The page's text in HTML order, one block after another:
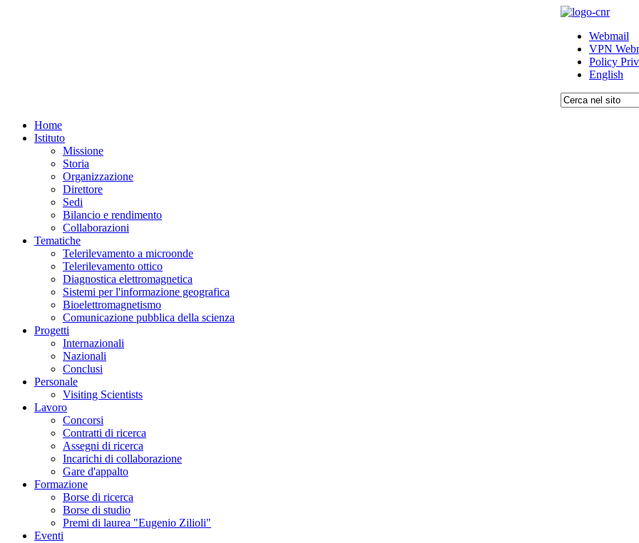
Webmail
VPN
Policy
English
Home
Istituto
Missione
Storia
Organizzazione
Direttore
Sedi
Bilancio e rendimento
Collaborazioni
Tematiche
Telerilevamento a microonde
Telerilevamento ottico
Diagnostica elettromagnetica
Sistemi per l'informazione geografica
Bioelettromagnetismo
Comunicazione pubblica della scienza
Progetti
Internazionali
Nazionali
Conclusi
Personale
Visiting Scientists
Lavoro
Concorsi
Contratti di ricerca
Assegni di ricerca
Incarichi di collaborazione
Gare d'appalto
Formazione
Borse di ricerca
Borse di studio
Premi di laurea "Eugenio Zilioli"
Eventi